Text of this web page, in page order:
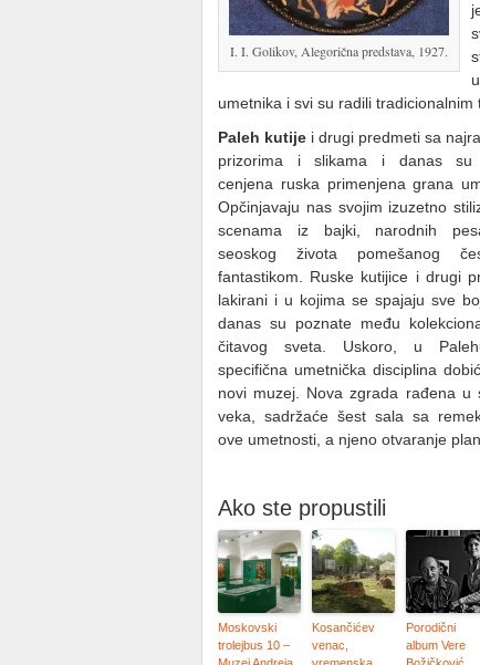
I. I. Golikov, Alegorična predstava, 1927.
umetnika i svi su radili
Paleh kutije i drugi predmeti sa
prizorima i slikama i danas su
cenjena ruska primenjena grana
Opčinjavaju nas svojim izuzetno
scenama iz bajki, narodnih
seoskog života pomešanog
fantastikom. Ruske kutijice i drugi
lakirani i u kojima se spajaju sve
danas su poznate među
čitavog sveta. Uskoro, u
specifična umetnička disciplina
novi muzej. Nova zgrada rađena u
veka, sadržaće šest sala sa
ove umetnosti, a njeno otvaranje
Ako ste propustili
Moskovski
trolejbus 10 –
Kosančićev
venac,
Porodični
album Vere